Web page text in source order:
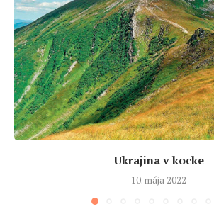
Ukrajina v kocke
10. mája 2022